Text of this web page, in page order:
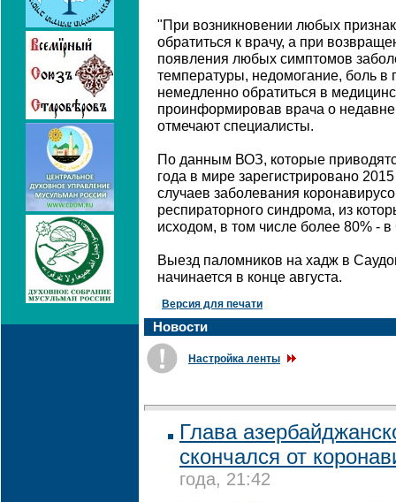
"При возникновении любых
обратиться к врачу, а при
появления любых симптомов
температуры, недомогание, боль в
немедленно обратиться в
проинформировав врача о
отмечают специалисты.
По данным ВОЗ, которые
года в мире зарегистрировано
случаев заболевания
респираторного синдрома, из
исходом, в том числе более 80% -
Выезд паломников на хадж в
начинается в конце августа.
Версия для печати
Новости
Настройка ленты
Глава
скончался от
года, 21:42